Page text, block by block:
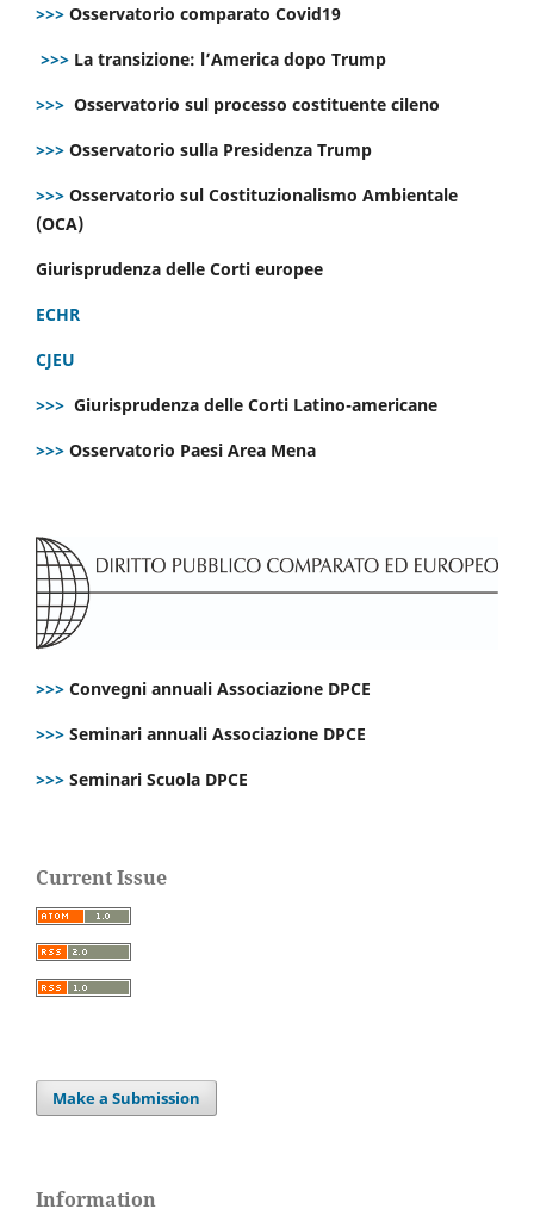
>>> Osservatorio comparato Covid19
>>> La transizione: l’America dopo Trump
>>> Osservatorio sul processo costituente cileno
>>> Osservatorio sulla Presidenza Trump
>>> Osservatorio sul Costituzionalismo Ambientale
(OCA)
Giurisprudenza delle Corti europee
ECHR
CJEU
>>> Giurisprudenza delle Corti Latino-americane
>>> Osservatorio Paesi Area Mena
>>> Convegni annuali Associazione DPCE
>>> Seminari annuali Associazione DPCE
>>> Seminari Scuola DPCE
Current Issue
Make a Submission
Information